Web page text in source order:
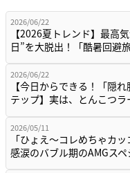
2026/06/22
【2026夏トレンド】最高
日”を大脱出！「酷暑回避
2026/06/22
【今日からできる！「隠
テップ】実は、とんこつ
2026/05/11
「ひょえ〜コレめちゃカ
感涙のバブル期のAMGス